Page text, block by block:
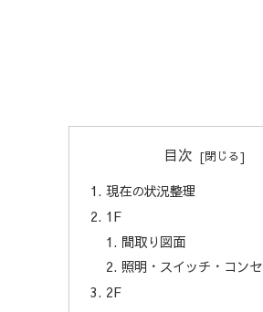
目次
現在の状況整理
1F
間取り図面
照明・スイッチ・コン
2F